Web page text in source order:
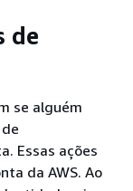
de
se alguém
Essas ações
da AWS. Ao